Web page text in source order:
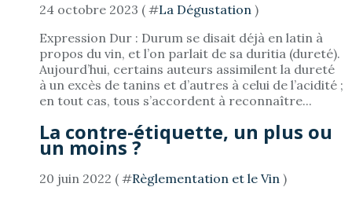
24 octobre 2023 ( #La Dégustation )
Expression Dur : Durum se disait déjà en latin à
propos du vin, et l’on parlait de sa duritia (dureté).
Aujourd’hui, certains auteurs assimilent la dureté
à un excès de tanins et d’autres à celui de l’acidité ;
en tout cas, tous s’accordent à reconnaître...
La contre-étiquette, un plus ou
un moins ?
20 juin 2022 ( #Règlementation et le Vin )